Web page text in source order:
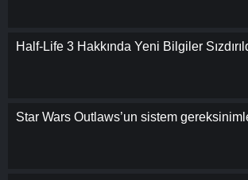
Half-Life 3 Hakkında Yeni Bilgiler
Star Wars Outlaws’un sistem